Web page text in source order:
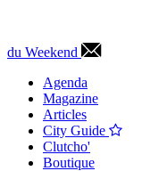
du Weekend
Agenda
Magazine
Articles
City Guide
Clutcho'
Boutique